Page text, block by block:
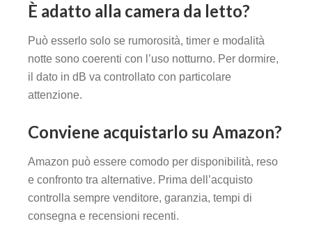
È adatto alla camera da letto?
Può esserlo solo se rumorosità, timer e modalità
notte sono coerenti con l’uso notturno. Per dormire,
il dato in dB va controllato con particolare
attenzione.
Conviene acquistarlo su Amazon?
Amazon può essere comodo per disponibilità, reso
e confronto tra alternative. Prima dell’acquisto
controlla sempre venditore, garanzia, tempi di
consegna e recensioni recenti.